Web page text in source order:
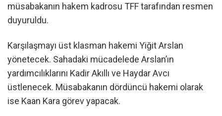
müsabakanın hakem kadrosu TFF tarafından resmen
duyuruldu.
Karşılaşmayı üst klasman hakemi Yiğit Arslan
yönetecek. Sahadaki mücadelede Arslan’ın
yardımcılıklarını Kadir Akıllı ve Haydar Avcı
üstlenecek. Müsabakanın dördüncü hakemi olarak
ise Kaan Kara görev yapacak.